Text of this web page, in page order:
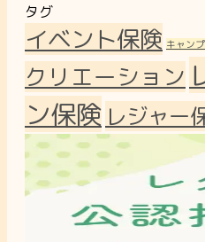
タグ
イベント保険 キャンプ
クリエーション
ン保険 レジャー